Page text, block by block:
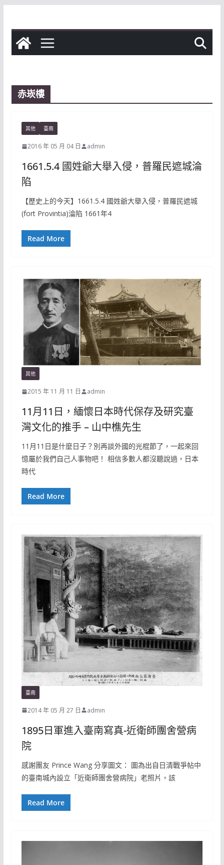
content
赤崁樓
其他 臺南
2016 年 05 月 04 日 admin
1661.5.4 國姓爺大舉入侵，普羅民遮城淪
陷
【歷史上的今天】1661.5.4 國姓爺大舉入侵，普羅民遮城
(fort Provintia)淪陷 1661年4
Read More
其他
2015 年 11 月 11 日 admin
11月11日，緬懷日本時代保存及研究臺
灣文化的推手 – 山中樵先生
11月11日是什麼日子？別再談外國的光棍節了，一起來回
憶屬於我們自己人事物吧！ 相信多數人都沒聽說過，日本
時代
Read More
臺南
2014 年 05 月 27 日 admin
1895日軍進入臺南寫真-近衛師團舍營病
院
感謝團友 Prince Wang 分享圖文： 圖為出自日清戰爭帖中
的臺南城內設立「近衛師團舍營病院」老照片，該
Read More